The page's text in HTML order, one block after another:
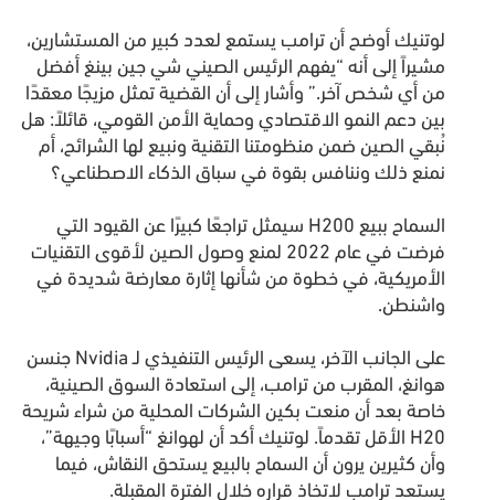
لوتنيك أوضح أن ترامب يستمع لعدد كبير من المستشارين،
مشيراً إلى أنه “يفهم الرئيس الصيني شي جين بينغ أفضل
من أي شخص آخر.” وأشار إلى أن القضية تمثل مزيجًا معقدًا
بين دعم النمو الاقتصادي وحماية الأمن القومي، قائلاً: هل
نُبقي الصين ضمن منظومتنا التقنية ونبيع لها الشرائح، أم
نمنع ذلك وننافس بقوة في سباق الذكاء الاصطناعي؟
السماح ببيع H200 سيمثل تراجعًا كبيرًا عن القيود التي
فرضت في عام 2022 لمنع وصول الصين لأقوى التقنيات
الأمريكية، في خطوة من شأنها إثارة معارضة شديدة في
واشنطن.
على الجانب الآخر، يسعى الرئيس التنفيذي لـ Nvidia جنسن
هوانغ، المقرب من ترامب، إلى استعادة السوق الصينية،
خاصة بعد أن منعت بكين الشركات المحلية من شراء شريحة
H20 الأقل تقدماً. لوتنيك أكد أن لهوانغ “أسبابًا وجيهة”،
وأن كثيرين يرون أن السماح بالبيع يستحق النقاش، فيما
يستعد ترامب لاتخاذ قراره خلال الفترة المقبلة.